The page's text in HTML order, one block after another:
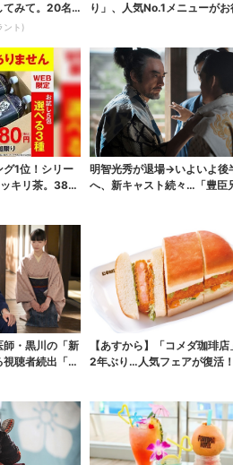
てみて。20名
イ...
ント)
り」、人気No.1メニューがお
1位！シリー
キリ茶。380
明智光秀が退場→いよいよ後
へ、新キャスト続々…「豊臣
・黒川の「新
聴者続出「グ
【あすから】「コメダ珈琲店
2年ぶり…人気フェアが復活！